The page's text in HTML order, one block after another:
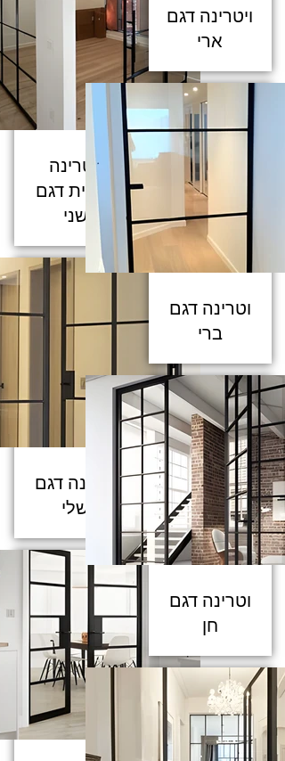
ויטרינה
זכוכית דגם
שני
וטרינה דגם
שלי
ויטרינה דגם
ארי
וטרינה דגם
ברי
וטרינה דגם
חן